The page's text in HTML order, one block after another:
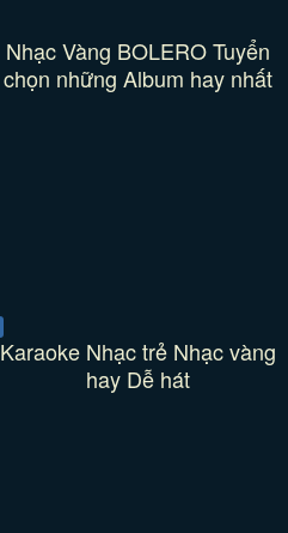
Nhạc Vàng BOLERO Tuyển
chọn những Album hay nhất
Karaoke Nhạc trẻ Nhạc vàng
hay Dễ hát